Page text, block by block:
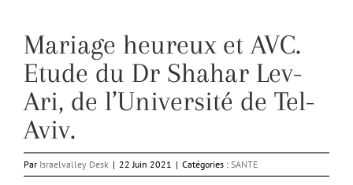
Mariage heureux et AVC.
Etude du Dr Shahar Lev-
Ari, de l’Université de Tel-
Aviv.
Par Israelvalley Desk | 22 Juin 2021 | Catégories : SANTE